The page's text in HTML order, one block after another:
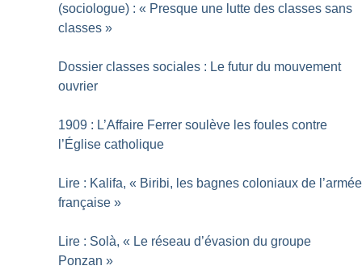
(sociologue) : « Presque une lutte des classes sans
classes »
Dossier classes sociales : Le futur du mouvement
ouvrier
1909 : L’Affaire Ferrer soulève les foules contre
l’Église catholique
Lire : Kalifa, « Biribi, les bagnes coloniaux de l’armée
française »
Lire : Solà, « Le réseau d’évasion du groupe
Ponzan »